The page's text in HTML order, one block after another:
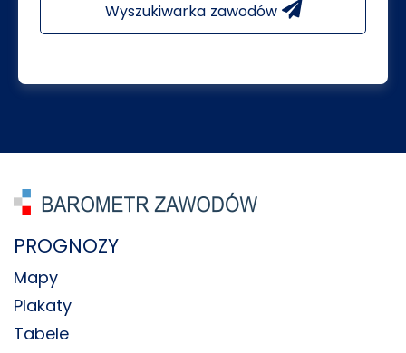
Wyszukiwarka zawodów
PROGNOZY
Mapy
Plakaty
Tabele